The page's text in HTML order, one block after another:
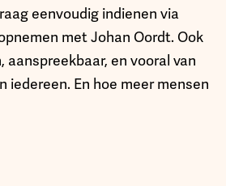
eenvoudig indienen via
met Johan Oordt. Ook
en vooral van
iedereen. En hoe meer mensen